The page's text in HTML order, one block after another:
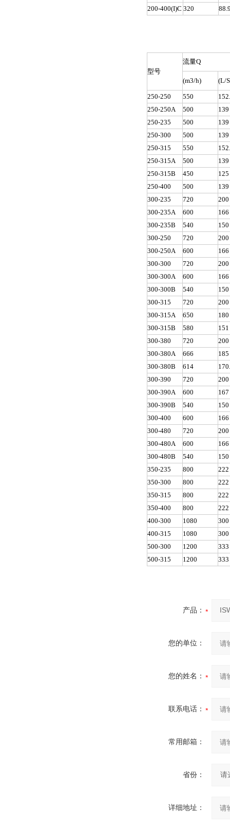
200-400(I)C 320
型号
流量Q
(m3/h) (L/
250-250 550
250-250A
500
139
250-235
500
139
250-300
500
139
250-315
550
250-315A
500
139
250-315B
450
125
250-400
500
139
300-235
720
200
300-235A
600
166
300-235B
540
150
300-250
720
200
300-250A
600
166
300-300
720
200
300-300A
600
166
300-300B
540
150
300-315
720
200
300-315A
650
180
300-315B
580
151
300-380
720
200
300-380A
666
185
300-380B
614
300-390
720
200
300-390A
600
167
300-390B
540
150
300-400
600
166
300-480
720
200
300-480A
600
166
300-480B
540
150
350-235
800
222
350-300
800
222
350-315
800
222
350-400
800
222
400-300
1080
300
400-315
1080
300
500-300
1200
333
500-315
1200 333
产品：
您的单位：
您的姓名：
联系电话：
常用邮箱：
省份：
详细地址：